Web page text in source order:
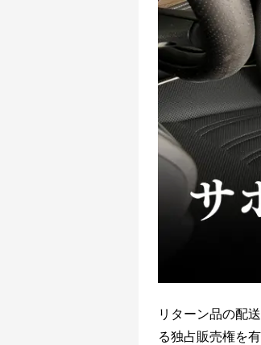
リターン品の配
る独占販売権を